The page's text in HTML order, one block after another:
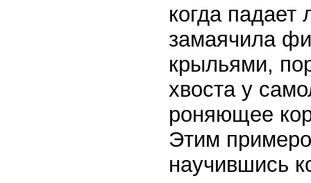
когда
замаячила
крыльями,
хвоста у
роняющее
Этим
научившись